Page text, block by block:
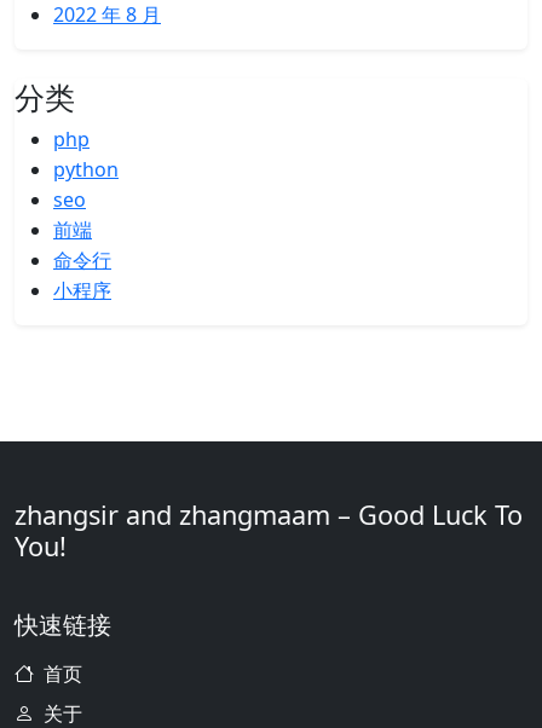
2022 年 8 月
分类
php
python
seo
前端
命令行
小程序
zhangsir and zhangmaam – Good Luck To
You!
快速链接
首页
关于